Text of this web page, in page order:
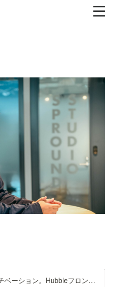
技術への興味こそが最強のモチベーション。Hubbleフロントエンドエンジニアの思考｜Hubble inc.